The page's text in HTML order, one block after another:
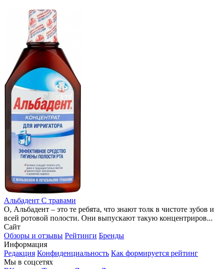
Альбадент С травами
О, Альбадент – это те ребята, что знают толк в чистоте зубов и
всей ротовой полости. Они выпускают такую концентриров...
Сайт
Обзоры и отзывы Рейтинги Бренды
Информация
Редакция Конфиденциальность Как формируется рейтинг
Мы в соцсетях